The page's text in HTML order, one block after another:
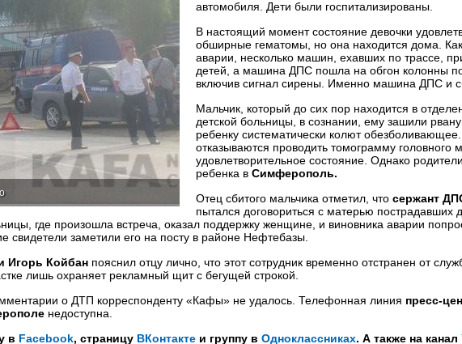
автомобиля. Дети были госпитализированы.
В настоящий момент состояние девочки
обширные гематомы, но она находится дома.
аварии, несколько машин, ехавших по трассе,
детей, а машина ДПС пошла на обгон колонны по
включив сигнал сирены. Именно машина ДПС и
Мальчик, который до сих пор находится в
детской больницы, в сознании, ему зашили
ребенку систематически колют
отказываются проводить томограмму головного
удовлетворительное состояние. Однако
ребенка в Симферополь.
Отец сбитого мальчика отметил, что сержант
пытался договориться с матерью пострадавших
где произошла встреча, оказал поддержку женщине, и виновника аварии
свидетели заметили его на посту в районе Нефтебазы.
Игорь Койбан пояснил отцу лично, что этот сотрудник временно отстранен от
лишь охраняет рекламный щит с бегущей строкой.
о ДТП корреспонденту «Кафы» не удалось. Телефонная линия пресс-
недоступна.
в Facebook, страницу ВКонтакте и группу в Одноклассниках. А также на канал